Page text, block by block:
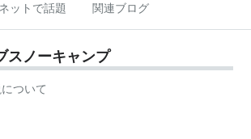
ネットで話題 関連ブログ
スノーキャンプ
ついて